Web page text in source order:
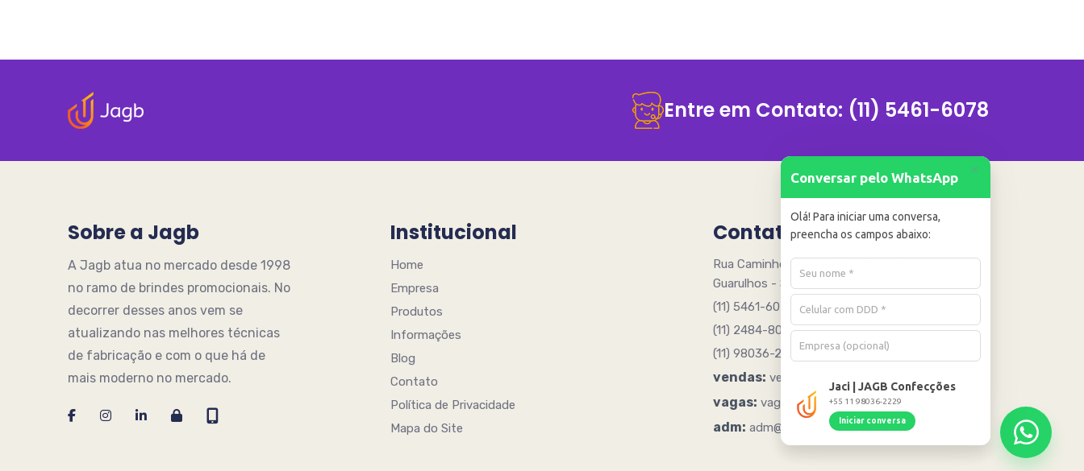
Entre em Contato: (11) 5461-6078
Sobre a Jagb
A Jagb atua no mercado desde 1998
no ramo de brindes promocionais. No
decorrer desses anos vem se
atualizando nas melhores técnicas
de fabricação e com o que há de
mais moderno no mercado.
Institucional
Home
Empresa
Produtos
Informações
Blog
Contato
Política de Privacidade
Mapa do Site
Contato
Rua Caminho Quinze 205 - Água Chata
Guarulhos - SP - 07251005
(11) 5461-6078
(11) 2484-8090
(11) 98036-2229
vendas: vendas@jagb.com.br
vagas: vagas@jagb.com.br
adm: adm@jagb.com.br
+
Conversar pelo WhatsApp
Olá! Para iniciar uma conversa,
preencha os campos abaixo:
Jaci | JAGB Confecções
+55 11 98036-2229
Iniciar conversa